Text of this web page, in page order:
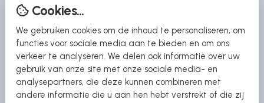
Chassis 4250 kg
Climate control
Cruisecontrol
Draaibare cabine stoelen
YouTube
YouTube
Snel naar
DD Campers
Cookies...
We gebruiken cookies om de inhoud te personaliseren, om
functies voor sociale media aan te bieden en om ons
verkeer te analyseren. We delen ook informatie over uw
gebruik van onze site met onze sociale media- en
analysepartners, die deze kunnen combineren met
andere informatie die u aan hen hebt verstrekt of die zij